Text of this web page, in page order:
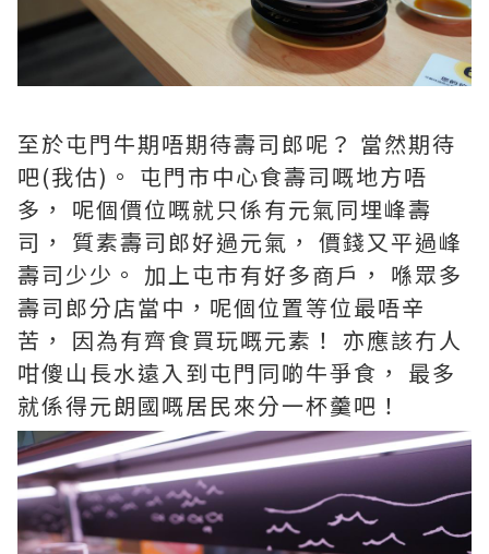
至於屯門牛期唔期待壽司郎呢？ 當然期待
吧(我估)。 屯門市中心食壽司嘅地方唔
多， 呢個價位嘅就只係有元氣同埋峰壽
司， 質素壽司郎好過元氣， 價錢又平過峰
壽司少少。 加上屯市有好多商戶， 喺眾多
壽司郎分店當中，呢個位置等位最唔辛
苦， 因為有齊食買玩嘅元素！ 亦應該冇人
咁傻山長水遠入到屯門同啲牛爭食， 最多
就係得元朗國嘅居民來分一杯羹吧！